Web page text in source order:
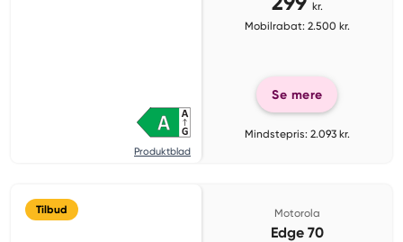
Produktblad
kr.
Mobilrabat: 2.500 kr.
Se mere
Mindstepris: 2.093 kr.
Tilbud Motorola
Edge 70